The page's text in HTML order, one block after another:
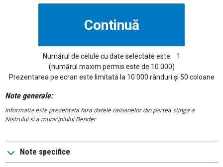
Numărul de celule cu date selectate este:
1
(numărul maxim permis este de 10 000)
Prezentarea pe ecran este limitată la 10 000 rânduri și 50 coloane
Note generale:
Informatia este prezentata fara datele raioanelor din partea stinga a
Nistrului si a municipiului Bender
Note specifice